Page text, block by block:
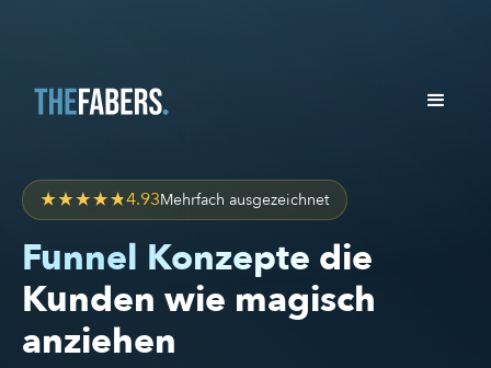
4.93Mehrfach ausgezeichnet
Funnel Konzepte die
Kunden wie magisch
anziehen